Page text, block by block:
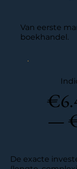
Van eerste
boekhandel.
—
De exacte